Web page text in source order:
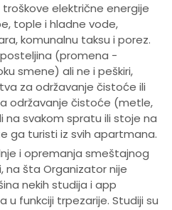
električne energije
tople i hladne vode,
komunalnu taksu i porez.
(promena -
smene) ali ne i peškiri,
za održavanje čistoće ili
održavanje čistoće (metle,
na svakom spratu ili stoje na
ga turisti iz svih apartmana.
i opremanja smeštajnog
na šta Organizator nije
nekih studija i app
u funkciji trpezarije. Studiji su